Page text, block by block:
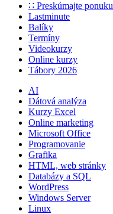
∷ Preskúmajte ponuku
Lastminute
Balíky
Termíny
Videokurzy
Online kurzy
Tábory 2026
AI
Dátová analýza
Kurzy Excel
Online marketing
Microsoft Office
Programovanie
Grafika
HTML, web stránky
Databázy a SQL
WordPress
Windows Server
Linux